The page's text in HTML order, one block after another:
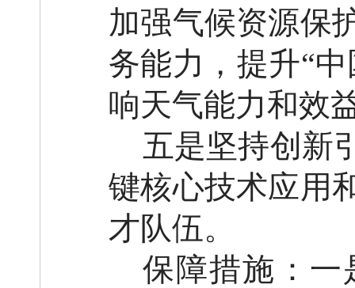
加强气候资源保
务能力，提升“
响天气能力和效
五是坚持创新
键核心技术应用
才队伍。
保障措施：一